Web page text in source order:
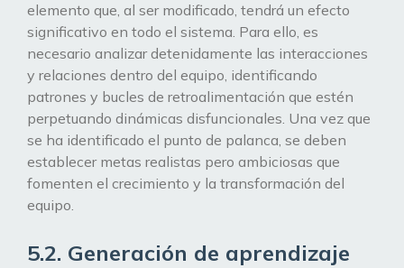
elemento que, al ser modificado, tendrá un efecto
significativo en todo el sistema. Para ello, es
necesario analizar detenidamente las interacciones
y relaciones dentro del equipo, identificando
patrones y bucles de retroalimentación que estén
perpetuando dinámicas disfuncionales. Una vez que
se ha identificado el punto de palanca, se deben
establecer metas realistas pero ambiciosas que
fomenten el crecimiento y la transformación del
equipo.
5.2. Generación de aprendizaje